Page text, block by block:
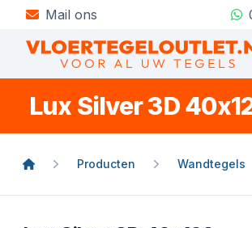
Mail ons
Lux Silver 3D
Producten Wandtegels